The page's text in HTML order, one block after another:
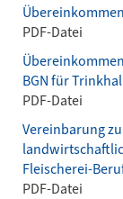
PDF-Datei
BGN für
PDF-Datei
Vereinbarung
Fleischerei-
PDF-Datei